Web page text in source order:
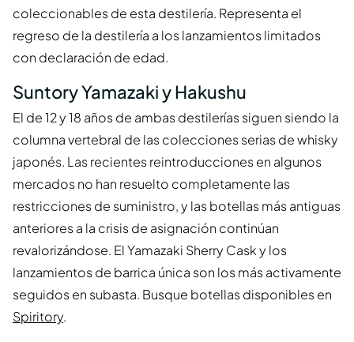
coleccionables de esta destilería. Representa el
regreso de la destilería a los lanzamientos limitados
con declaración de edad.
Suntory Yamazaki y Hakushu
El de 12 y 18 años de ambas destilerías siguen siendo la
columna vertebral de las colecciones serias de whisky
japonés. Las recientes reintroducciones en algunos
mercados no han resuelto completamente las
restricciones de suministro, y las botellas más antiguas
anteriores a la crisis de asignación continúan
revalorizándose. El Yamazaki Sherry Cask y los
lanzamientos de barrica única son los más activamente
seguidos en subasta. Busque botellas disponibles en
Spiritory.